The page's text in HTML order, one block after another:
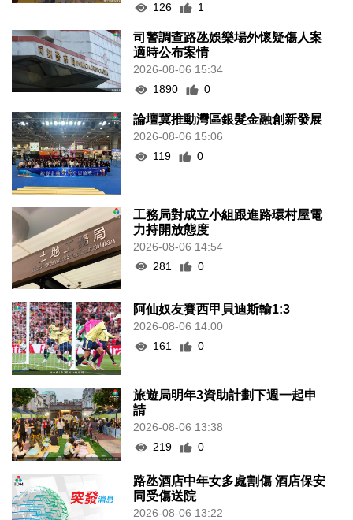
126
1
司警調查路氹娛樂場外懷疑傷人案
適時公布案情
2026-08-06 15:34
1890
0
論壇冀推動灣區銀髮金融創新發展
2026-08-06 15:06
119
0
工務局對成立小組跟進路環村屋電
力持開放態度
2026-08-06 14:54
281
0
阿仙奴友賽西甲貝迪斯輸1:3
2026-08-06 14:00
161
0
旅遊局明年3資助計劃下週一起申
請
2026-08-06 13:38
219
0
路氹酒店中年女多處割傷 酒店保安
同受傷送院
2026-08-06 13:22